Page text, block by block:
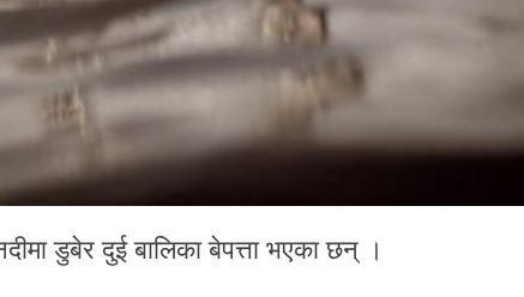
डुबेर दुई बालिका बेपत्ता भएका छन् ।